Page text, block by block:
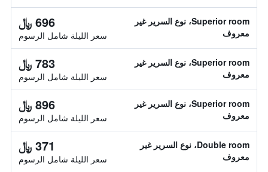
Superior room، نوع السرير غير
معروف
696 ﷼
سعر الليلة شامل الرسوم
Superior room، نوع السرير غير
معروف
783 ﷼
سعر الليلة شامل الرسوم
Superior room، نوع السرير غير
معروف
896 ﷼
سعر الليلة شامل الرسوم
Double room، نوع السرير غير
معروف
371 ﷼
سعر الليلة شامل الرسوم